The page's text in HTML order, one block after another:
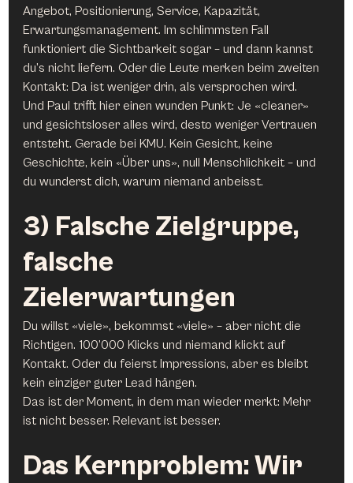
Angebot, Positionierung, Service, Kapazität,
Erwartungsmanagement. Im schlimmsten Fall
funktioniert die Sichtbarkeit sogar – und dann kannst
du’s nicht liefern. Oder die Leute merken beim zweiten
Kontakt: Da ist weniger drin, als versprochen wird.
Und Paul trifft hier einen wunden Punkt: Je «cleaner»
und gesichtsloser alles wird, desto weniger Vertrauen
entsteht. Gerade bei KMU. Kein Gesicht, keine
Geschichte, kein «Über uns», null Menschlichkeit – und
du wunderst dich, warum niemand anbeisst.
3) Falsche Zielgruppe,
falsche
Zielerwartungen
Du willst «viele», bekommst «viele» – aber nicht die
Richtigen. 100’000 Klicks und niemand klickt auf
Kontakt. Oder du feierst Impressions, aber es bleibt
kein einziger guter Lead hängen.
Das ist der Moment, in dem man wieder merkt: Mehr
ist nicht besser. Relevant ist besser.
Das Kernproblem: Wir